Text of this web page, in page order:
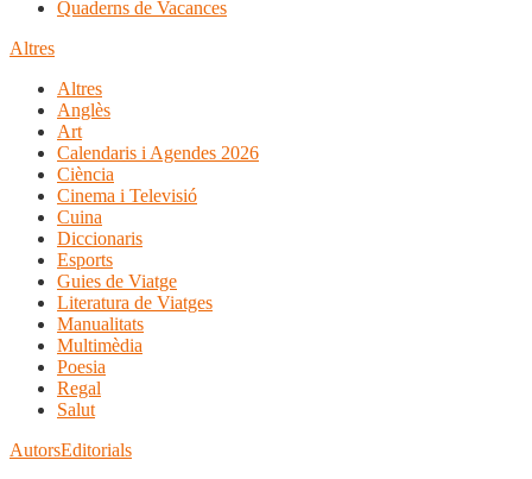
Quaderns de Vacances
Altres
Altres
Anglès
Art
Calendaris i Agendes 2026
Ciència
Cinema i Televisió
Cuina
Diccionaris
Esports
Guies de Viatge
Literatura de Viatges
Manualitats
Multimèdia
Poesia
Regal
Salut
AutorsEditorials